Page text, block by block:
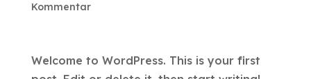
Kommentar
Welcome to WordPress. This is your first